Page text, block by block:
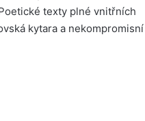
texty plné vnitřních
kytara a nekompromisní